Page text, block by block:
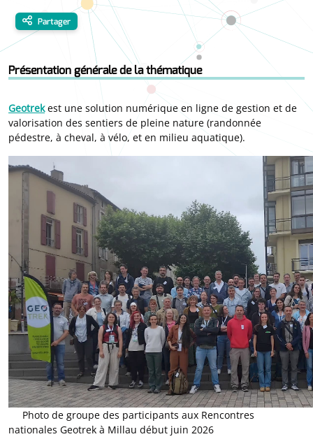
Partager
Présentation générale de la thématique
Geotrek est une solution numérique en ligne de gestion et de
valorisation des sentiers de pleine nature (randonnée
pédestre, à cheval, à vélo, et en milieu aquatique).
Photo de groupe des participants aux Rencontres
nationales Geotrek à Millau début juin 2026